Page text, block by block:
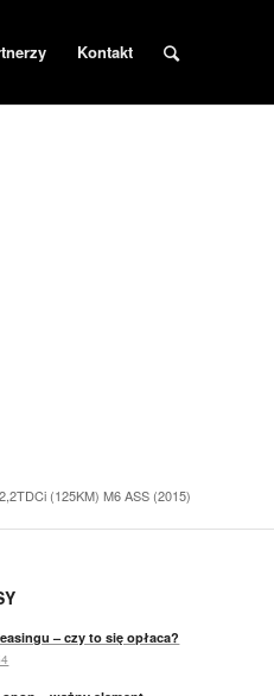
Kontakt
(125KM) M6 ASS (2015)
– czy to się opłaca?